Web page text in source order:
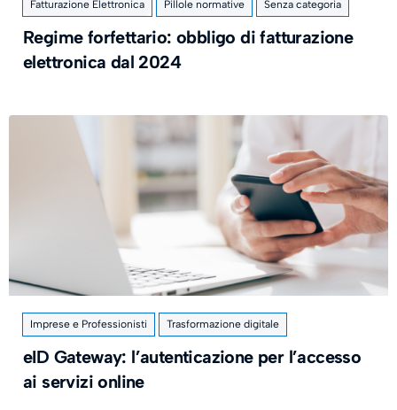
Fatturazione Elettronica Pillole normative Senza categoria
Regime forfettario: obbligo di fatturazione
elettronica dal 2024
Imprese e Professionisti Trasformazione digitale
eID Gateway: l’autenticazione per l’accesso
ai servizi online